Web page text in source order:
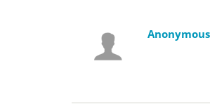
Anonymous